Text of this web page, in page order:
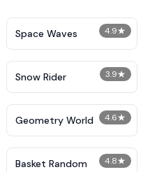
4.9★
Space Waves
3.9★
Snow Rider
4.6★
Geometry World
4.8★
Basket Random